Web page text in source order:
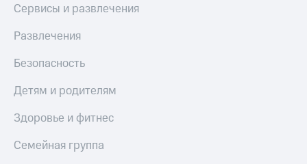
Сервисы и развлечения
Развлечения
Безопасность
Детям и родителям
Здоровье и фитнес
Семейная группа